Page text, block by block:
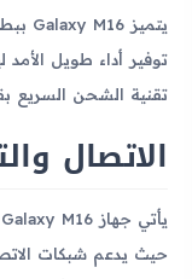
توفير أداء طويل
تقنية الشحن السريع بقوة 25
الاتصال